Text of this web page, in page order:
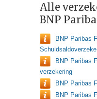
Alle
BNP
BNP Paribas
BNP Paribas
verzekering
BNP Paribas
BNP Paribas